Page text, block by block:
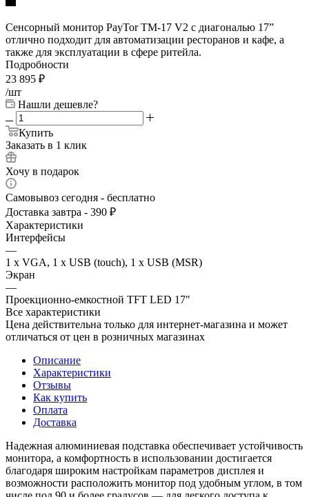
Сенсорный монитор PayTor TM-17 V2 с диагональю 17”
отлично подходит для автоматизации ресторанов и кафе, а
также для эксплуатации в сфере ритейла.
Подробности
23 895 ₽
/шт
Нашли дешевле?
Купить
Заказать в 1 клик
Хочу в подарок
Самовывоз сегодня - бесплатно
Доставка завтра - 390 ₽
Характеристики
Интерфейсы
—
1 x VGA, 1 х USB (touch), 1 х USB (MSR)
Экран
—
Проекционно-емкостной TFT LED 17"
Все характеристики
Цена действительна только для интернет-магазина и может
отличаться от цен в розничных магазинах
Описание
Характеристики
Отзывы
Как купить
Оплата
Доставка
Надежная алюминиевая подставка обеспечивает устойчивость
монитора, а комфортность в использовании достигается
благодаря широким настройкам параметров дисплея и
возможности расположить монитор под удобным углом, в том